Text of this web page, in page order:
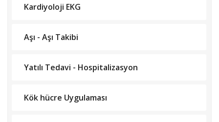
Kardiyoloji EKG
Aşı - Aşı Takibi
Yatılı Tedavi - Hospitalizasyon
Kök hücre Uygulaması